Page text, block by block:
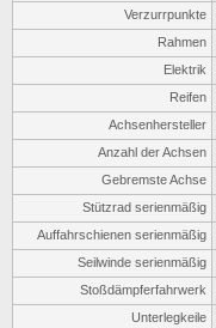
Verzurrpunkte
Rahmen
Elektrik
Reifen
Achsenhersteller
Anzahl der Achsen
Gebremste Achse
Stützrad serienmäßig
Auffahrschienen serienmäßig
Seilwinde serienmäßig
Stoßdämpferfahrwerk
Unterlegkeile